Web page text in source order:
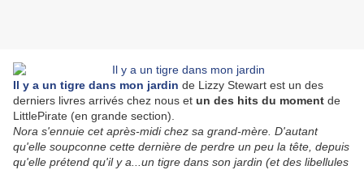
Il y a un tigre dans mon jardin de Lizzy Stewart est un des
derniers livres arrivés chez nous et un des hits du moment de
LittlePirate (en grande section).
Nora s'ennuie cet après-midi chez sa grand-mère. D'autant
qu'elle soupconne cette dernière de perdre un peu la tête, depuis
qu'elle prétend qu'il y a...un tigre dans son jardin (et des libellules